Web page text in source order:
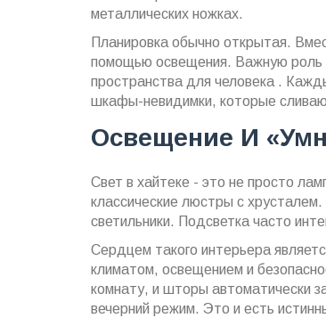
металлических ножках.
Планировка обычно открытая.
помощью освещения. Важную роль
пространства для человека .
шкафы-невидимки, которые
Освещение И
Свет в хайтеке - это не просто
классические люстры с
светильники. Подсветка часто
Сердцем такого интерьера
климатом, освещением и
комнату, и шторы автоматически
вечерний режим. Это и есть